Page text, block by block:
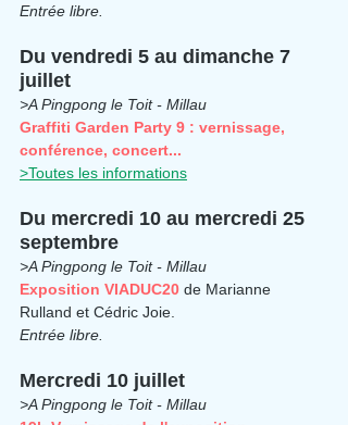
Entrée libre.
Du vendredi 5 au dimanche 7
juillet
>A Pingpong le Toit - Millau
Graffiti Garden Party 9 : vernissage,
conférence, concert...
>Toutes les informations
Du mercredi 10 au mercredi 25
septembre
>A Pingpong le Toit - Millau
Exposition VIADUC20 de Marianne
Rulland et Cédric Joie.
Entrée libre.
Mercredi 10 juillet
>A Pingpong le Toit - Millau